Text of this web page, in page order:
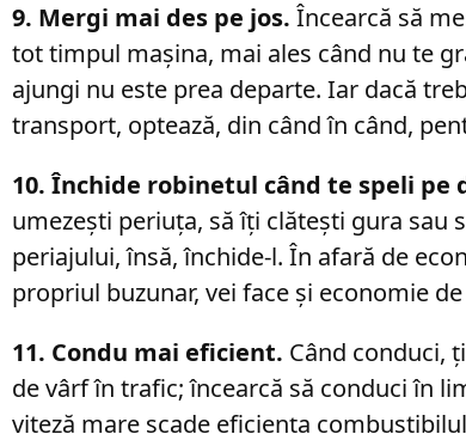
9. Mergi mai des pe jos. Încearcă să
tot timpul mașina, mai ales când nu te
ajungi nu este prea departe. Iar dacă
transport, optează, din când în când,
10. Închide robinetul când te speli pe
umezești periuța, să îți clătești gura
periajului, însă, închide-l. În afară de
propriul buzunar, vei face și economie de
11. Condu mai eficient. Când conduci,
de vârf în trafic; încearcă să conduci în
viteză mare scade eficiența